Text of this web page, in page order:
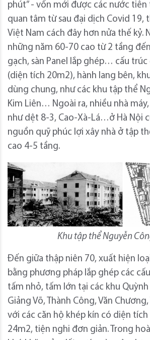
phút” - vốn mới được các nước
quan tâm từ sau đại dịch Covid 19,
Việt Nam cách đây hơn nửa thế kỷ.
những năm 60-70 cao từ 2 tầng
gạch, sàn Panel lắp ghép… cấu
(diện tích 20m2), hành lang bên,
dùng chung, như các khu tập thể
Kim Liên… Ngoài ra, nhiều nhà
như dệt 8-3, Cao-Xà-Lá…ở Hà Nội
nguồn quỹ phúc lợi xây nhà ở tập
cao 4-5 tầng.
Khu tập thể Nguyễn
Đến giữa thập niên 70, xuất hiện
bằng phương pháp lắp ghép các
tấm nhỏ, tấm lớn tại các khu Quỳnh
Giảng Võ, Thành Công, Văn
với các căn hộ khép kín có diện
24m2, tiện nghi đơn giản. Trong